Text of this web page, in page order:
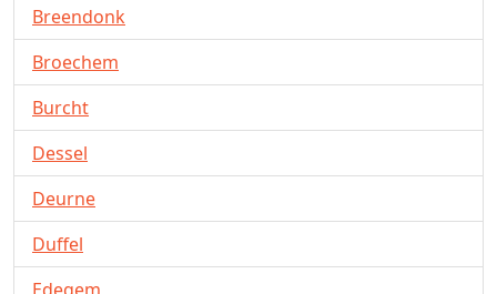
Breendonk
Broechem
Burcht
Dessel
Deurne
Duffel